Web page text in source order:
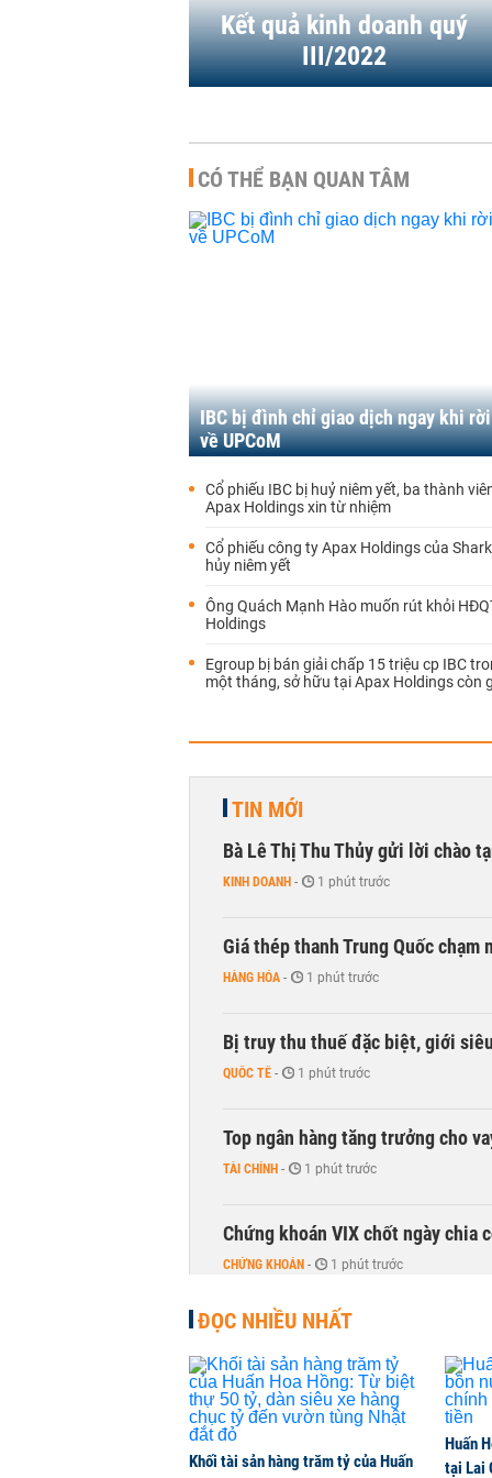
Kết quả kinh doanh quý
III/2022
CÓ THỂ BẠN QUAN TÂM
IBC bị đình chỉ giao dịch ngay khi rời
về UPCoM
Cổ phiếu IBC bị huỷ niêm yết, ba thành
Apax Holdings xin từ nhiệm
Cổ phiếu công ty Apax Holdings của
hủy niêm yết
Ông Quách Mạnh Hào muốn rút khỏi
Holdings
Egroup bị bán giải chấp 15 triệu cp IBC
một tháng, sở hữu tại Apax Holdings còn
TIN MỚI
Bà Lê Thị Thu Thủy gửi lời chào
KINH DOANH - 1 phút trước
Giá thép thanh Trung Quốc
HÀNG HÓA - 1 phút trước
Bị truy thu thuế đặc biệt, giới
QUỐC TẾ - 1 phút trước
Top ngân hàng tăng trưởng cho
TÀI CHÍNH - 1 phút trước
Chứng khoán VIX chốt ngày chia
CHỨNG KHOÁN - 1 phút trước
DMX hút gần 700 tỷ đồng vốn
CHỨNG KHOÁN - 1 phút trước
Chuyên gia Phạm Xuân Hoè chỉ
còn 'tắc nghẽn'
ĐỌC NHIỀU NHẤT
Khối tài sản hàng trăm tỷ của Huấn
Huấn
tại Lai